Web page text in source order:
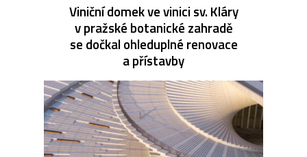
Viniční domek ve vinici sv. Kláry
v pražské botanické zahradě
se dočkal ohleduplné renovace
a přístavby